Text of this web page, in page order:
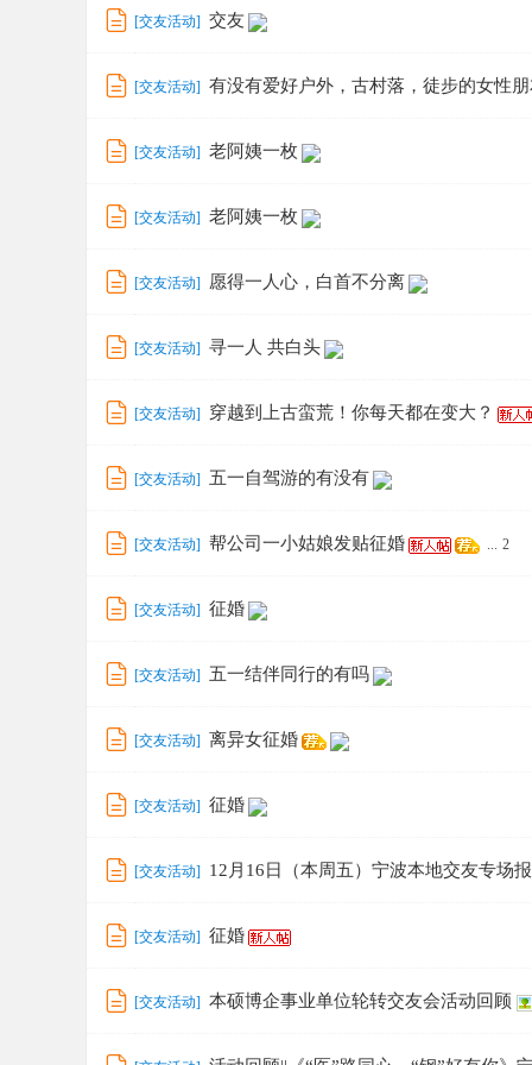
[交友活动] 交友
[交友活动] 有没有爱好户外，古村落，徒步的女性
[交友活动] 老阿姨一枚
[交友活动] 老阿姨一枚
[交友活动] 愿得一人心，白首不分离
[交友活动] 寻一人 共白头
[交友活动] 穿越到上古蛮荒！你每天都在变大？
[交友活动] 五一自驾游的有没有
[交友活动] 帮公司一小姑娘发贴征婚 ... 2
[交友活动] 征婚
[交友活动] 五一结伴同行的有吗
[交友活动] 离异女征婚
[交友活动] 征婚
[交友活动] 12月16日（本周五）宁波本地交友专场
[交友活动] 征婚
[交友活动] 本硕博企事业单位轮转交友会活动回顾